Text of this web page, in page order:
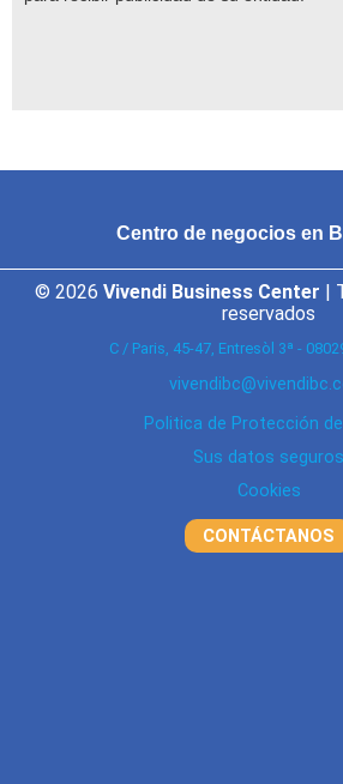
Centro de negocios en
© 2026 Vivendi Business Center |
reservados
C / Paris, 45-47, Entresòl 3ª -
Politica de Protección
Sus datos seguros
Cookies
CONTÁCTANOS